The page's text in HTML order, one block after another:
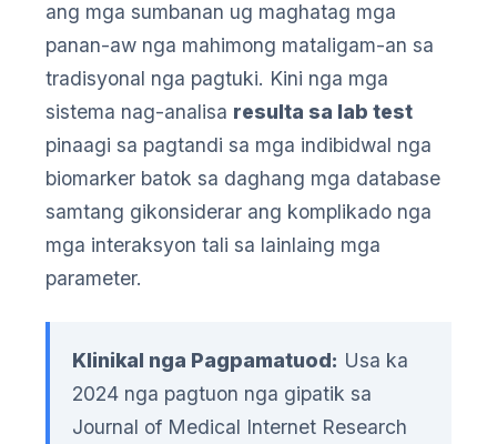
ang mga sumbanan ug maghatag mga
panan-aw nga mahimong mataligam-an sa
tradisyonal nga pagtuki. Kini nga mga
sistema nag-analisa resulta sa lab test
pinaagi sa pagtandi sa mga indibidwal nga
biomarker batok sa daghang mga database
samtang gikonsiderar ang komplikado nga
mga interaksyon tali sa lainlaing mga
parameter.
Klinikal nga Pagpamatuod: Usa ka
2024 nga pagtuon nga gipatik sa
Journal of Medical Internet Research